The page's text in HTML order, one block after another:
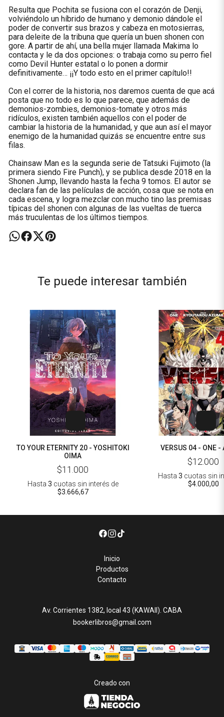
Resulta que Pochita se fusiona con el corazón de Denji,
volviéndolo un híbrido de humano y demonio dándole el
poder de convertir sus brazos y cabeza en motosierras,
para deleite de la tribuna que quería un buen shonen con
gore. A partir de ahí, una bella mujer llamada Makima lo
contacta y le da dos opciones: o trabaja como su perro fiel
como Devil Hunter estatal o lo ponen a dormir
definitivamente… ¡¡Y todo esto en el primer capítulo!!
Con el correr de la historia, nos daremos cuenta de que acá
posta que no todo es lo que parece, que además de
demonios-zombies, demonios-tomate y otros más
ridículos, existen también aquellos con el poder de
cambiar la historia de la humanidad, y que aun así el mayor
enemigo de la humanidad quizás se encuentre entre sus
filas.
Chainsaw Man es la segunda serie de Tatsuki Fujimoto (la
primera siendo Fire Punch), y se publica desde 2018 en la
Shonen Jump, llevando hasta la fecha 9 tomos. El autor se
declara fan de las películas de acción, cosa que se nota en
cada escena, y logra mezclar con mucho tino las premisas
típicas del shonen con algunas de las vueltas de tuerca
más truculentas de los últimos tiempos.
Te puede interesar también
TO YOUR ETERNITY 20 - YOSHITOKI
OIMA
$11.000
Hasta 3 cuotas sin interés de
$3.666,67
VERSUS 04 - ONE -
$12.000
Hasta 3 cuotas sin
$4.000,00
Inicio
Productos
Contacto
Av. Corrientes 1382, local 43 (KAWAII). CABA
bookerlibros@gmail.com
Creado con